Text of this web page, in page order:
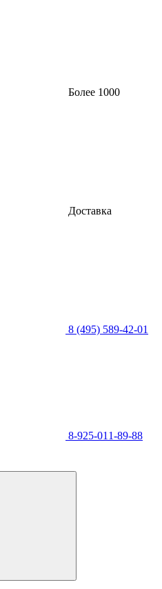
Более 1000
Доставка
8 (495) 589-42-01
8-925-011-89-88